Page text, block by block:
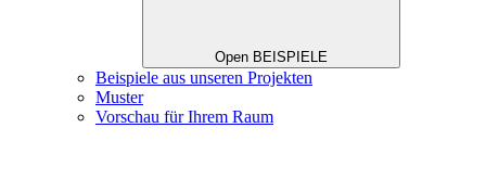
Open BEISPIELE
Beispiele aus unseren Projekten
Muster
Vorschau für Ihrem Raum